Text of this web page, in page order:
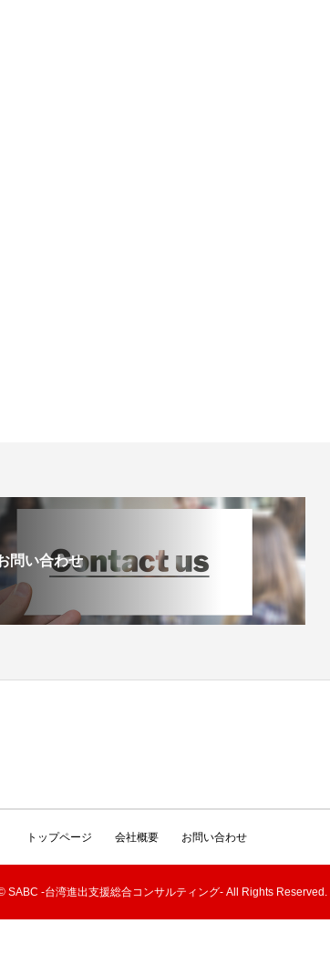
問い合わせ
トップページ 会社概要 お問い合わせ
SABC -台湾進出支援総合コンサルティング- All Rights Reserved.